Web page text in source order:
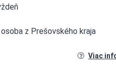
z Prešovského kraja
Viac